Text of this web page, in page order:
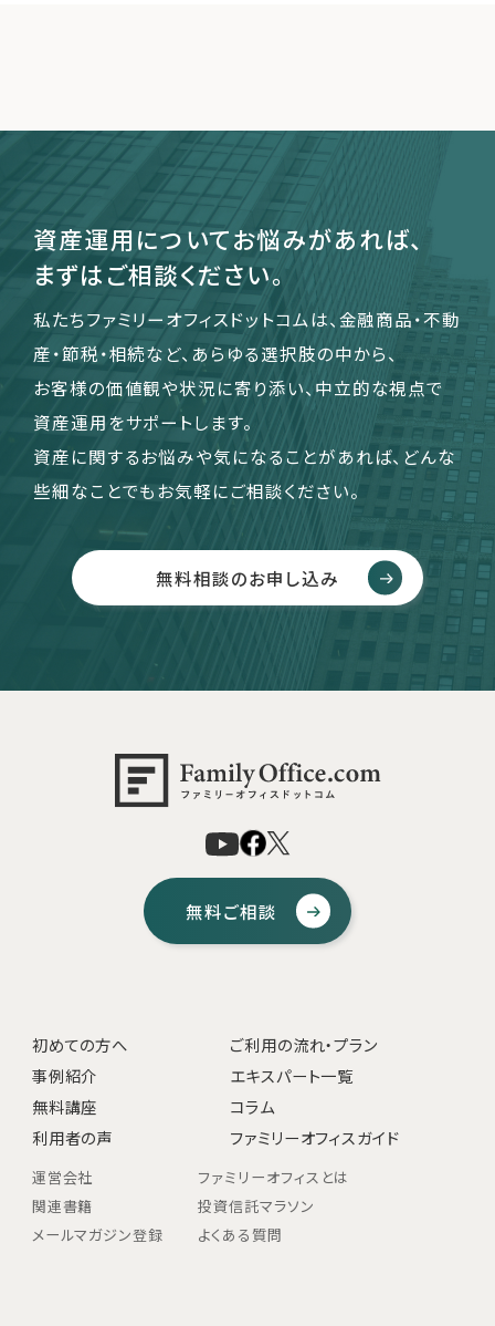
資産運用についてお悩みがあれば、
まずはご相談ください。
私たちファミリーオフィスドットコムは、金融商品・不動
産・節税・相続など、あらゆる選択肢の中から、
お客様の価値観や状況に寄り添い、中立的な視点で
資産運用をサポートします。
資産に関するお悩みや気になることがあれば、どんな
些細なことでもお気軽にご相談ください。
無料相談のお申し込み
無料ご相談
初めての方へ
ご利用の流れ・プラン
事例紹介
エキスパート一覧
無料講座
コラム
利用者の声
ファミリーオフィスガイド
運営会社
ファミリーオフィスとは
関連書籍
投資信託マラソン
メールマガジン登録
よくある質問